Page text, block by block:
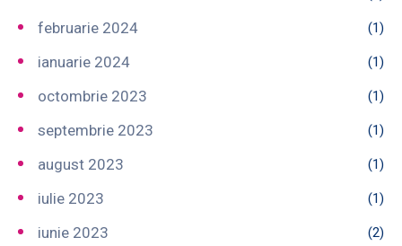
februarie 2024 (1)
ianuarie 2024 (1)
octombrie 2023 (1)
septembrie 2023 (1)
august 2023 (1)
iulie 2023 (1)
iunie 2023 (2)